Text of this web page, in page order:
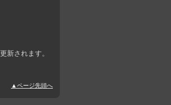
新されます。
▲ページ先頭へ